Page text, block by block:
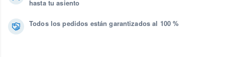
hasta tu asiento
Todos los pedidos están garantizados al 100 %